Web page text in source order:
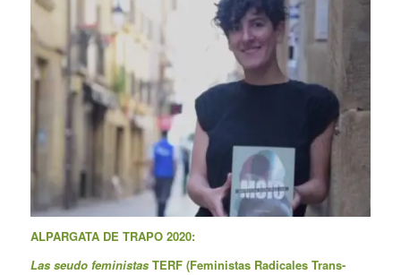
ALPARGATA DE TRAPO 2020:
Las seudo feministas TERF (Feministas Radicales Trans-